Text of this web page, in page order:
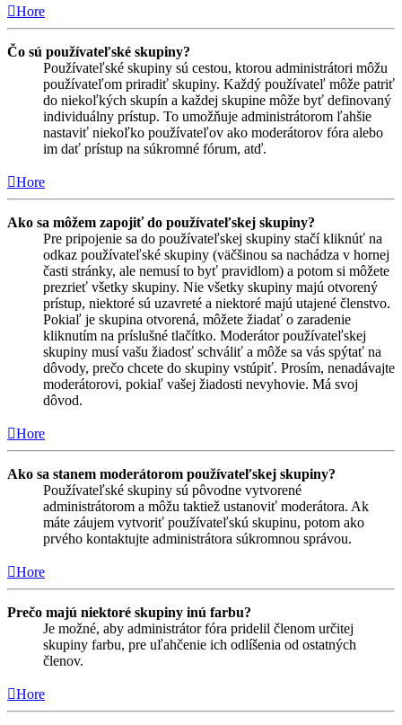
Hore
Čo sú používateľské skupiny?
Používateľské skupiny sú cestou, ktorou administrátori môžu
používateľom priradiť skupiny. Každý používateľ môže patriť
do niekoľkých skupín a každej skupine môže byť definovaný
individuálny prístup. To umožňuje administrátorom ľahšie
nastaviť niekoľko používateľov ako moderátorov fóra alebo
im dať prístup na súkromné fórum, atď.
Hore
Ako sa môžem zapojiť do používateľskej skupiny?
Pre pripojenie sa do používateľskej skupiny stačí kliknúť na
odkaz používateľské skupiny (väčšinou sa nachádza v hornej
časti stránky, ale nemusí to byť pravidlom) a potom si môžete
prezrieť všetky skupiny. Nie všetky skupiny majú otvorený
prístup, niektoré sú uzavreté a niektoré majú utajené členstvo.
Pokiaľ je skupina otvorená, môžete žiadať o zaradenie
kliknutím na príslušné tlačítko. Moderátor používateľskej
skupiny musí vašu žiadosť schváliť a môže sa vás spýtať na
dôvody, prečo chcete do skupiny vstúpiť. Prosím, nenadávajte
moderátorovi, pokiaľ vašej žiadosti nevyhovie. Má svoj
dôvod.
Hore
Ako sa stanem moderátorom používateľskej skupiny?
Používateľské skupiny sú pôvodne vytvorené
administrátorom a môžu taktiež ustanoviť moderátora. Ak
máte záujem vytvoriť používateľskú skupinu, potom ako
prvého kontaktujte administrátora súkromnou správou.
Hore
Prečo majú niektoré skupiny inú farbu?
Je možné, aby administrátor fóra pridelil členom určitej
skupiny farbu, pre uľahčenie ich odlíšenia od ostatných
členov.
Hore